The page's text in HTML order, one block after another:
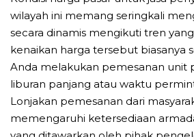
wilayah ini memang seringkali
secara dinamis mengikuti tren yang
kenaikan harga tersebut biasanya
Anda melakukan pemesanan unit
liburan panjang atau waktu
Lonjakan pemesanan dari
memengaruhi ketersediaan